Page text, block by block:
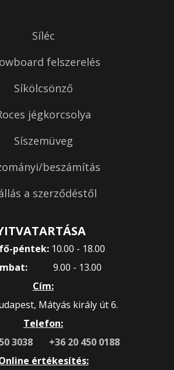
Síléc
felszerelés
Síkölcsönző
jégkorcsolya
Síszemüveg
beszámítás
a szerződéstől
péntek: 10.00 - 18.00
9.00 - 13.00
Cím:
Mátyás király út 6.
Telefon:
3038
+36 20 450 0188
értékesítés: